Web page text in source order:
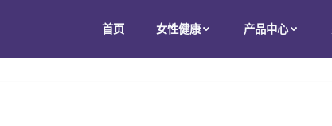
首页 女性健康 产品中心